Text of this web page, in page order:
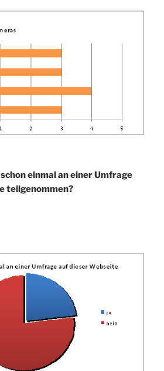
einmal an einer Umfrage
teilgenommen?